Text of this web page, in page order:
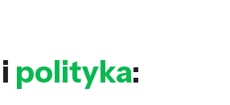
polityka: